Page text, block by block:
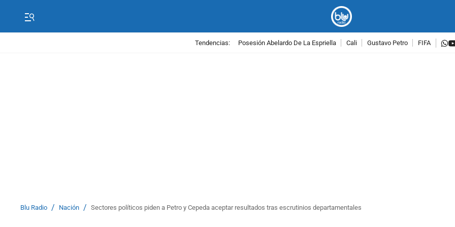
Tendencias: Posesión Abelardo De La Espriella Cali Gustavo Petro FIFA
Blu Radio / Nación / Sectores políticos piden a Petro y Cepeda aceptar resultados tras escrutinios departamentales